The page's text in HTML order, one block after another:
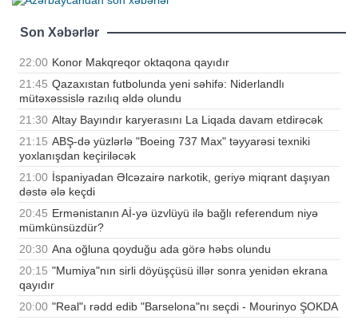
Son Xəbərlər
22:00 Konor Makqreqor oktaqona qayıdır
21:45 Qazaxıstan futbolunda yeni səhifə: Niderlandlı
mütəxəssislə razılıq əldə olundu
21:30 Altay Bayındır karyerasını La Liqada davam etdirəcək
21:15 ABŞ-də yüzlərlə "Boeing 737 Max" təyyarəsi texniki
yoxlanışdan keçiriləcək
21:00 İspaniyadan Əlcəzairə narkotik, geriyə miqrant daşıyan
dəstə ələ keçdi
20:45 Ermənistanın Aİ-yə üzvlüyü ilə bağlı referendum niyə
mümkünsüzdür?
20:30 Ana oğluna qoyduğu ada görə həbs olundu
20:15 "Mumiya"nın sirli döyüşçüsü illər sonra yenidən ekrana
qayıdır
20:00 "Real"ı rədd edib "Barselona"nı seçdi - Mourinyo ŞOKDA